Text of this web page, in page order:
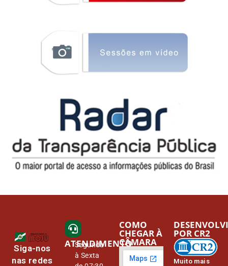
Siga-nos
nas redes
ATENDIMENTO
Segunda
à Sexta
COMO
CHEGAR À
CÂMARA
Muito mais
POR CR2